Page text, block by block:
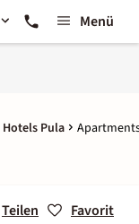
Menü
Hotels Pula
Teilen Favorit